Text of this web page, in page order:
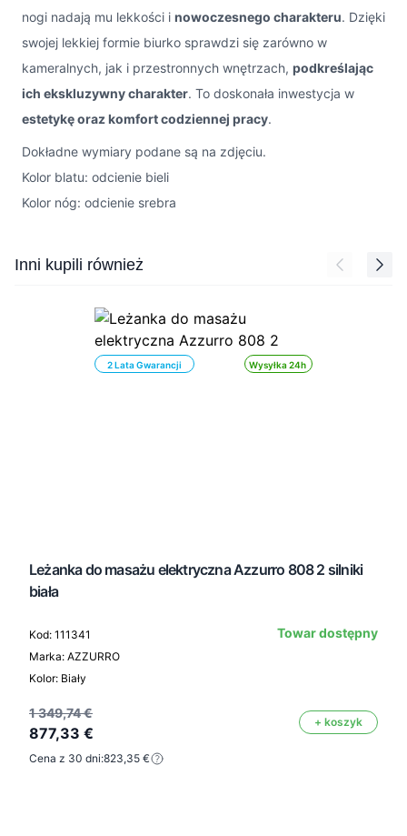
nogi nadają mu lekkości i nowoczesnego charakteru. Dzięki
swojej lekkiej formie biurko sprawdzi się zarówno w
kameralnych, jak i przestronnych wnętrzach, podkreślając
ich ekskluzywny charakter. To doskonała inwestycja w
estetykę oraz komfort codziennej pracy.
Dokładne wymiary podane są na zdjęciu.
Kolor blatu: odcienie bieli
Kolor nóg: odcienie srebra
Press to skip carousel
Inni kupili również
Wysyłka 24h
2 Lata Gwarancji
Leżanka do masażu elektryczna Azzurro 808 2 silniki
biała
Kod: 111341
Marka: AZZURRO
Kolor: Biały
Towar dostępny
1 349,74 €
877,33 €
+ koszyk
Cena z 30 dni:823,35 €